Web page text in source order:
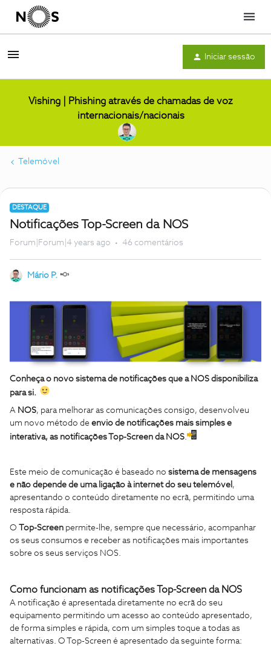
Menu
Iniciar sessão
Vishing | Phishing através de chamadas de voz
internacionais/nacionais
Telemóvel
DESTAQUE
Notificações Top-Screen da NOS
Forum|Forum|4 years ago 46 comentários
Mário P.
Conheça o novo sistema de notificações que a NOS disponibiliza
para si.
A NOS, para melhorar as comunicações consigo, desenvolveu
um novo método de envio de notificações mais simples e
interativa, as notificações Top-Screen da NOS.
Este meio de comunicação é baseado no sistema de mensagens
e não depende de uma ligação à internet do seu telemóvel ,
apresentando o conteúdo diretamente no ecrã, permitindo uma
resposta rápida.
O Top-Screen permite-lhe, sempre que necessário, acompanhar
os seus consumos e receber as notificações mais importantes
sobre os seus serviços NOS.
Como funcionam as notificações Top-Screen da NOS
A notificação é apresentada diretamente no ecrã do seu
equipamento permitindo um acesso ao conteúdo apresentado,
de forma simples e rápida, com um simples toque a todas as
alternativas. O Top-Screen é apresentado da seguinte forma: